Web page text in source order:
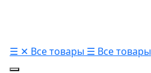
☰ ✕ Все товары ☰ Все товары